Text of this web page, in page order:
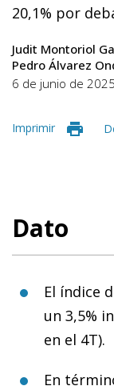
20,1% por
Judit Montoriol
Pedro Álvarez
6 de junio de 2025
Imprimir
Dato
El índice
un 3,5%
en el 4T).
En